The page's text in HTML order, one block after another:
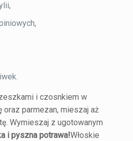
i czosnkiem w
oraz parmezan, mieszaj aż
Wymieszaj z ugotowanym
i pyszna potrawa!Włoskie